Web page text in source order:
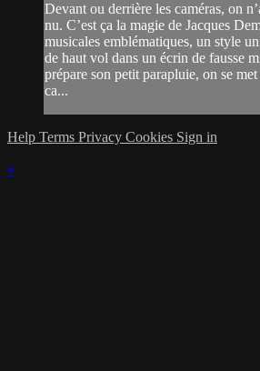
Devant ou derrière les caméras, on
nu. C’est ça la magie de Jacques
musicales emblématiques, un style
de haut vol dans un écrin de fausse
prépare son petit parapluie, on se
ca...
Help Terms Privacy Cookies Sign in
×